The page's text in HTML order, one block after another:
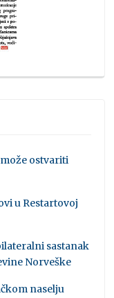
ostvariti
u Restartovoj
sastanak
Norveške
naselju